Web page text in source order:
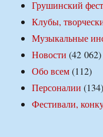
Грушинский
Клубы,
Музыкальные
Новости (42 062)
Обо всем(112)
Персоналии (134)
Фестивали,